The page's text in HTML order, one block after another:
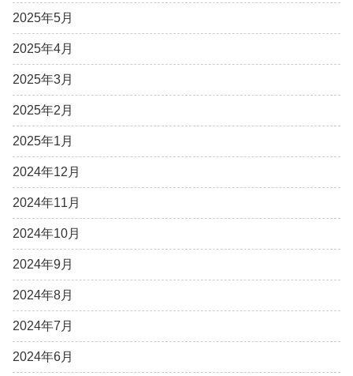
2025年5月
2025年4月
2025年3月
2025年2月
2025年1月
2024年12月
2024年11月
2024年10月
2024年9月
2024年8月
2024年7月
2024年6月